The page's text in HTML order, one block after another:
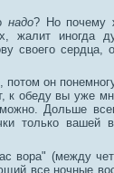
надо? Но почему
жалит иногда
своего
он
к обеду вы уже
Дольше
только
вора" (между
все ночные